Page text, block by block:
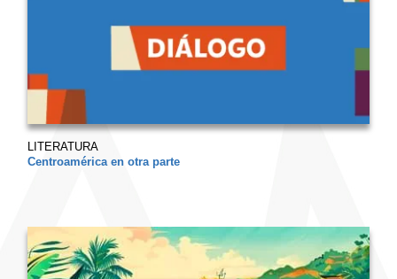
LITERATURA
Centroamérica en otra parte